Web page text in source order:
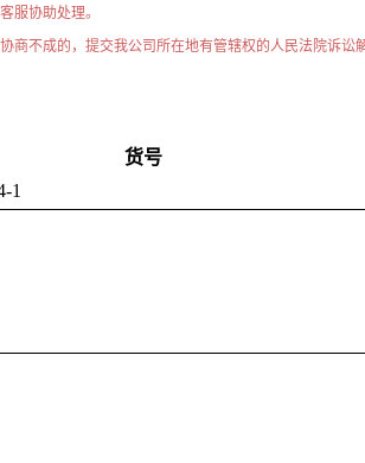
服协助处理。
不成的，提交我公司所在地有管辖权的人民法院诉讼解
货号
1